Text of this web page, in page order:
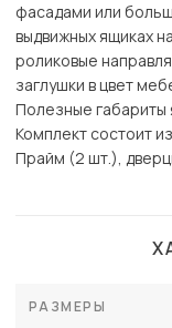
фасадами или
выдвижных ящиках
роликовые
заглушки в цвет
Полезные
Комплект состоит
Прайм (2 шт.),
РАЗМЕРЫ